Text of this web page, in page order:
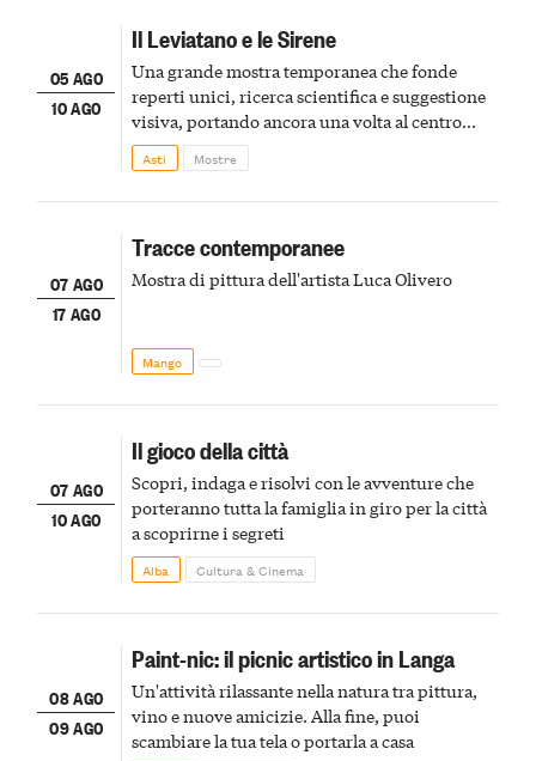
05 AGO
10 AGO
Il Leviatano e le Sirene
Una grande mostra temporanea che fonde
reperti unici, ricerca scientifica e suggestione
visiva, portando ancora una volta al centro
della scena le meraviglie del passato astigiano
Asti Mostre
07 AGO
17 AGO
Tracce contemporanee
Mostra di pittura dell'artista Luca Olivero
Mango
07 AGO
10 AGO
Il gioco della città
Scopri, indaga e risolvi con le avventure che
porteranno tutta la famiglia in giro per la città
a scoprirne i segreti
Alba Cultura & Cinema
08 AGO
09 AGO
Paint-nic: il picnic artistico in Langa
Un'attività rilassante nella natura tra pittura,
vino e nuove amicizie. Alla fine, puoi
scambiare la tua tela o portarla a casa